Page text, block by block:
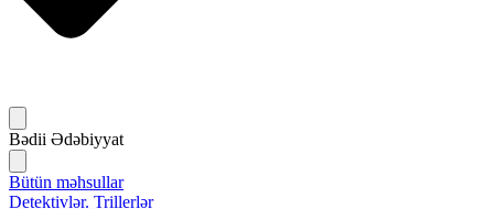
Bədii Ədəbiyyat
Bütün məhsullar
Detektivlər. Trillerlər